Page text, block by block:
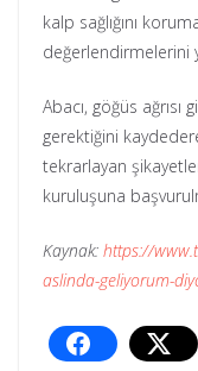
kalp sağlığını
değerlendirmelerini
Abacı, göğüs ağrısı
gerektiğini
tekrarlayan
kuruluşuna
Kaynak: https://
aslinda-geliyorum-